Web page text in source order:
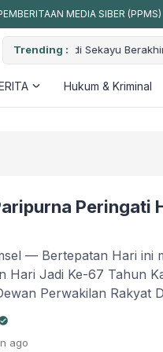
MEDIA SIBER (PPMS)
Trending :Motor Pelajar Buron
Hukum & Kriminal
Peringati
— Bertepatan Hari ini
Hari Jadi Ke-67 Tahun
Perwakilan Rakyat
menggelar Rapat
I Rapat Ke-21 Tahun 2023
ago